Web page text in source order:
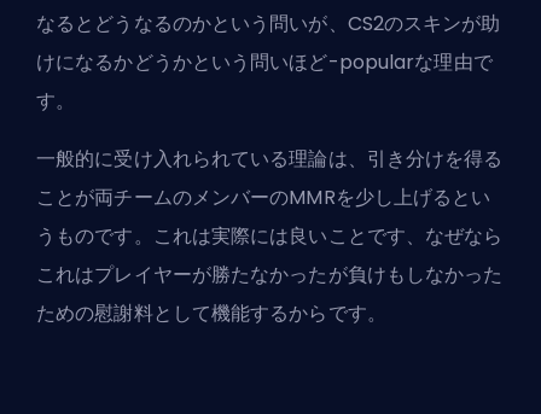
なるとどうなるのかという問いが、 CS2のスキンが助
けになるかどうかという問いほど-popularな理由で
す。
一般的に受け入れられている理論は、引き分けを得る
ことが両チームのメンバーのMMRを少し上げるとい
うものです。これは実際には良いことです、なぜなら
これはプレイヤーが勝たなかったが負けもしなかった
ための慰謝料として機能するからです。